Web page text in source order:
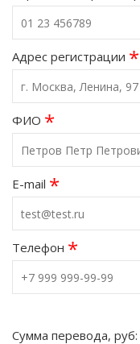
Адрес регистрации *
ФИО *
E-mail *
Телефон *
Сумма перевода, руб: